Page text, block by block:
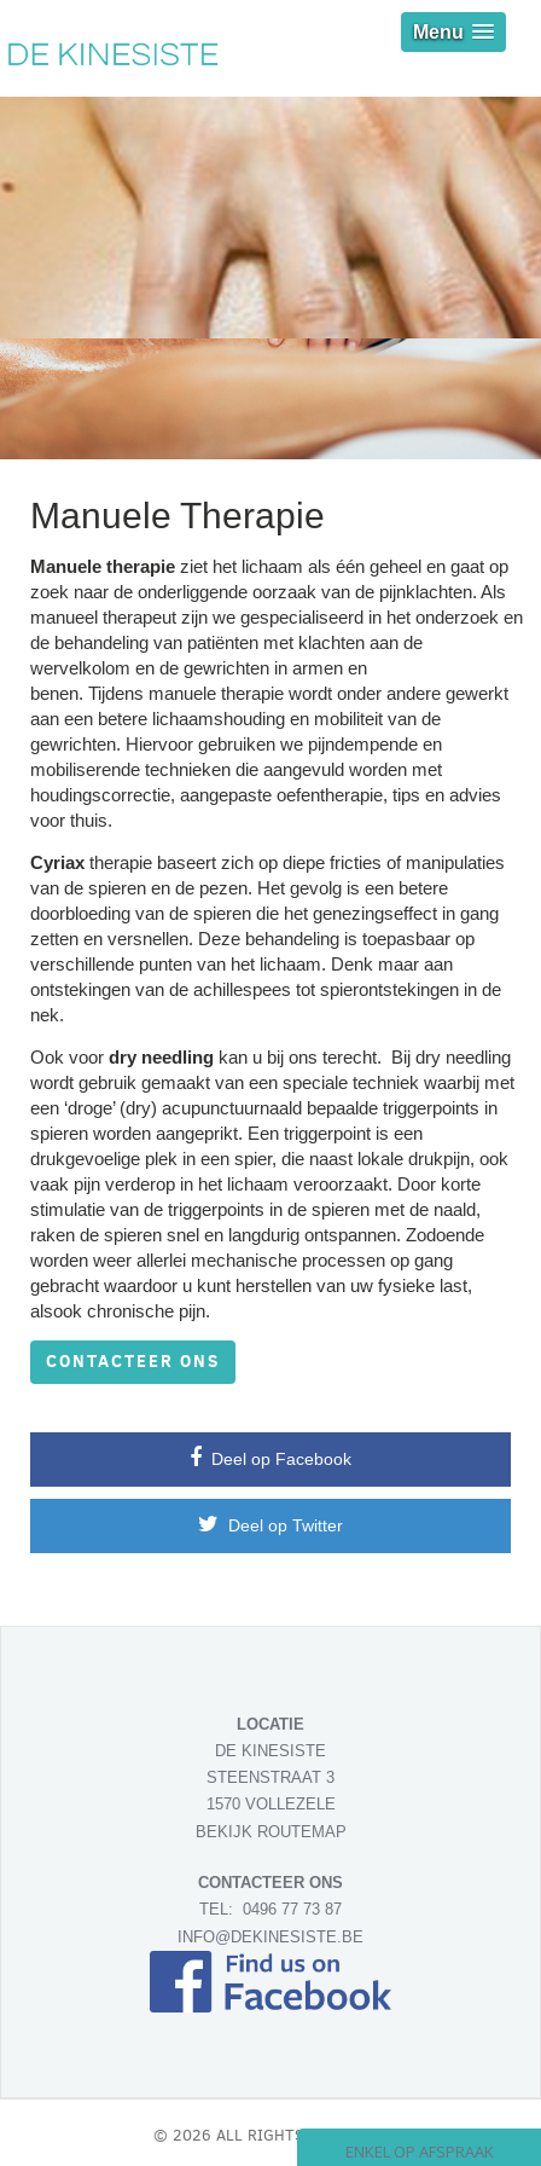
Menu
Manuele Therapie
Manuele therapie ziet het lichaam als één geheel en gaat op
zoek naar de onderliggende oorzaak van de pijnklachten. Als
manueel therapeut zijn we gespecialiseerd in het onderzoek en
de behandeling van patiënten met klachten aan de
wervelkolom en de gewrichten in armen en
benen. Tijdens manuele therapie wordt onder andere gewerkt
aan een betere lichaamshouding en mobiliteit van de
gewrichten. Hiervoor gebruiken we pijndempende en
mobiliserende technieken die aangevuld worden met
houdingscorrectie, aangepaste oefentherapie, tips en advies
voor thuis.
Cyriax therapie baseert zich op diepe fricties of manipulaties
van de spieren en de pezen. Het gevolg is een betere
doorbloeding van de spieren die het genezingseffect in gang
zetten en versnellen. Deze behandeling is toepasbaar op
verschillende punten van het lichaam. Denk maar aan
ontstekingen van de achillespees tot spierontstekingen in de
nek.
Ook voor dry needling kan u bij ons terecht. Bij dry needling
wordt gebruik gemaakt van een speciale techniek waarbij met
een ‘droge’ (dry) acupunctuurnaald bepaalde triggerpoints in
spieren worden aangeprikt. Een triggerpoint is een
drukgevoelige plek in een spier, die naast lokale drukpijn, ook
vaak pijn verderop in het lichaam veroorzaakt. Door korte
stimulatie van de triggerpoints in de spieren met de naald,
raken de spieren snel en langdurig ontspannen. Zodoende
worden weer allerlei mechanische processen op gang
gebracht waardoor u kunt herstellen van uw fysieke last,
alsook chronische pijn.
CONTACTEER ONS
Deel op Facebook
Deel op Twitter
LOCATIE
DE KINESISTE
STEENSTRAAT 3
1570 VOLLEZELE
BEKIJK ROUTEMAP
CONTACTEER ONS
TEL: 0496 77 73 87
INFO@DEKINESISTE.BE
ENKEL OP AFSPRAAK
© 2026 ALL RIGHTS RESERVED.